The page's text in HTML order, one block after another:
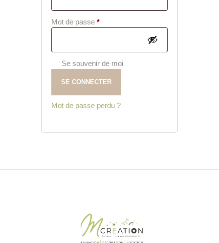
Mot de passe *Obligatoire
Se souvenir de moi
SE CONNECTER
Mot de passe perdu ?